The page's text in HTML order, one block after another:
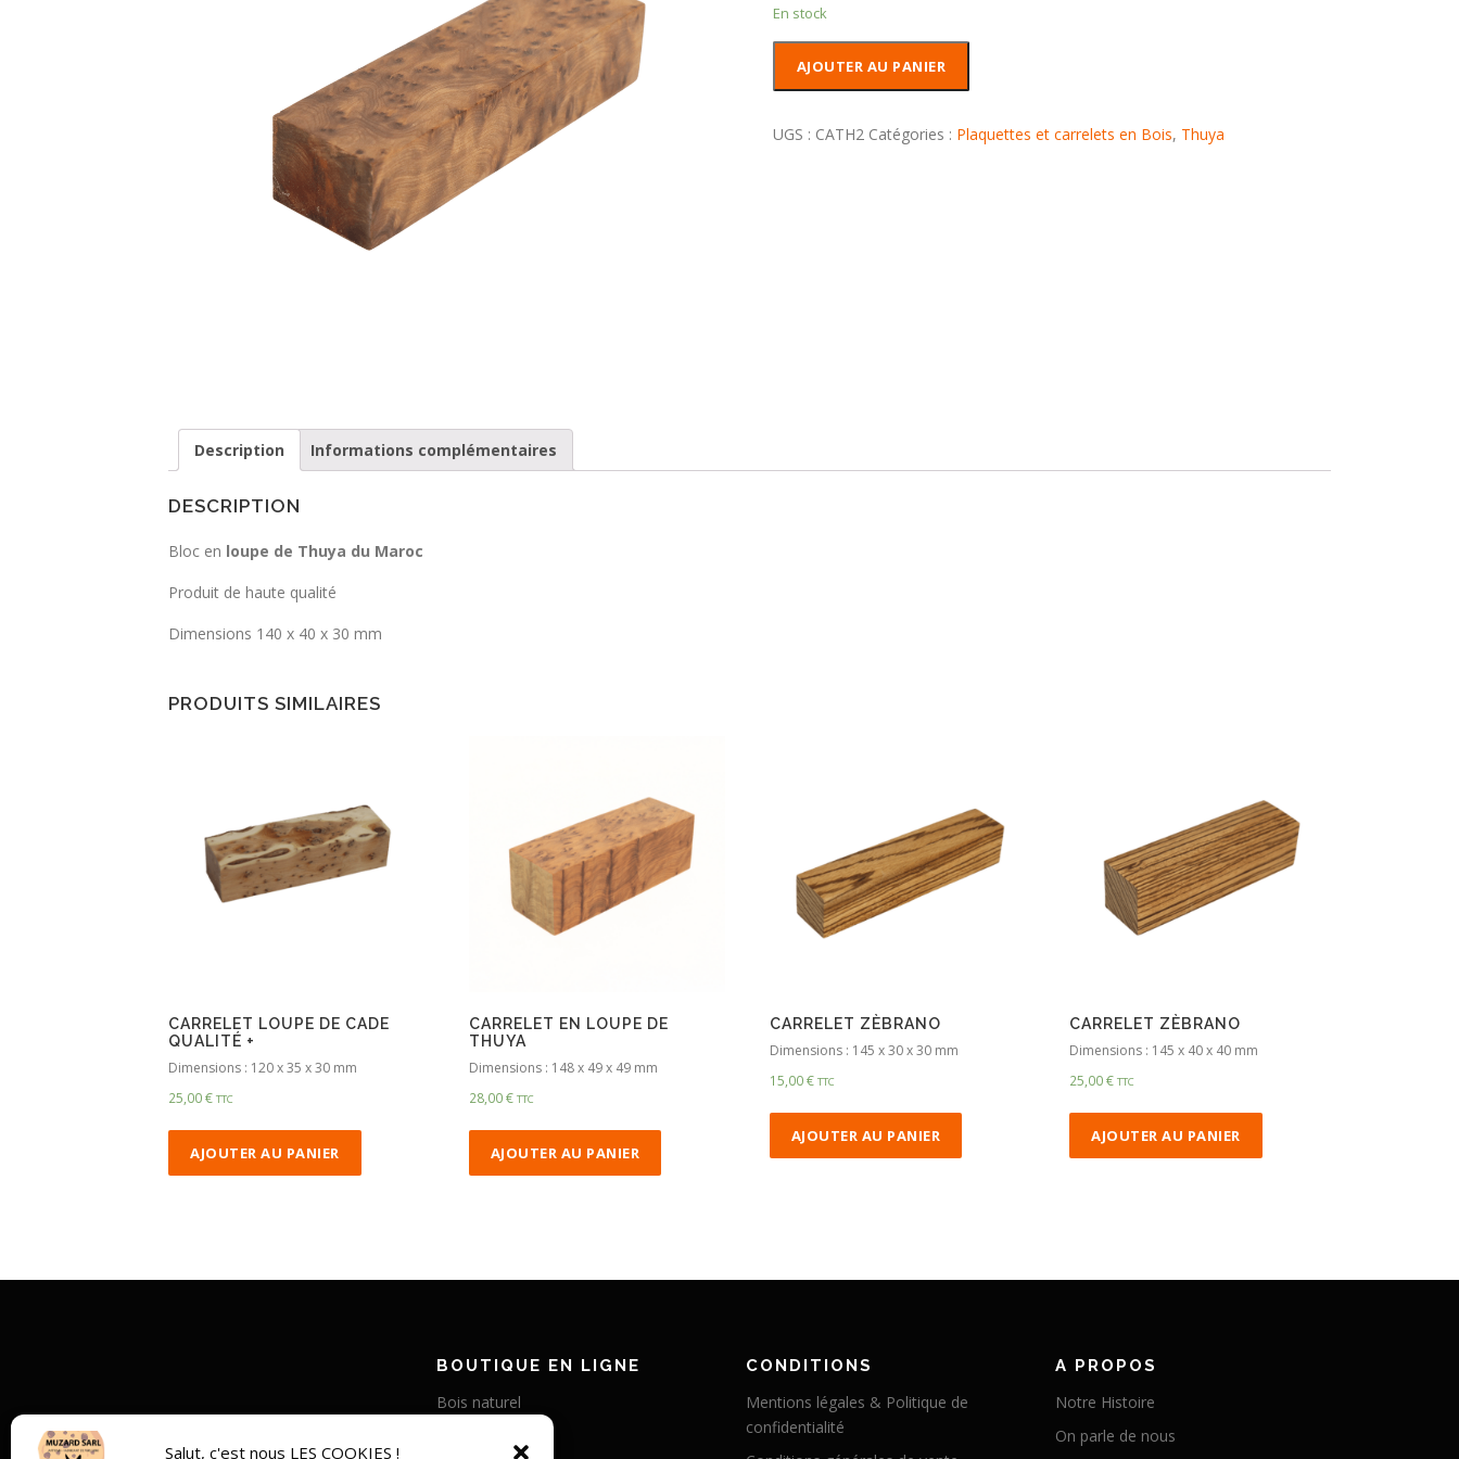
Salut, c'est nous LES COOKIES !
En stock
en
AJOUTER AU PANIER
UGS : CATH2 Catégories : Plaquettes et carrelets en Bois, Thuya
Description Informations complémentaires
DESCRIPTION
Bloc en loupe de Thuya du Maroc
Produit de haute qualité
Dimensions 140 x 40 x 30 mm
PRODUITS SIMILAIRES
CARRELET LOUPE DE CADE
QUALITÉ +
Dimensions : 120 x 35 x 30 mm
25,00€ TTC
AJOUTER AU PANIER
CARRELET EN LOUPE DE
THUYA
Dimensions : 148 x 49 x 49 mm
28,00€ TTC
AJOUTER AU PANIER
CARRELET ZÈBRANO
Dimensions : 145 x 30 x 30 mm
15,00€ TTC
AJOUTER AU PANIER
CARRELET ZÈBRANO
Dimensions : 145 x 40 x 40 mm
25,00€ TTC
AJOUTER AU PANIER
BOUTIQUE EN LIGNE
Bois naturel
CONDITIONS
Mentions légales & Politique de
confidentialité
A PROPOS
Notre Histoire
On parle de nous